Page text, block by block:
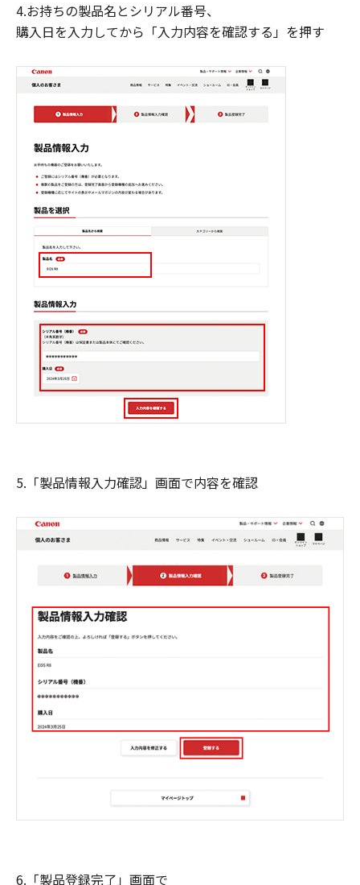
4.お持ちの製品名とシリアル番号、
購入日を入力してから「入力内容を確認する」を押す
5.「製品情報入力確認」画面で内容を確認
6.「製品登録完了」画面で